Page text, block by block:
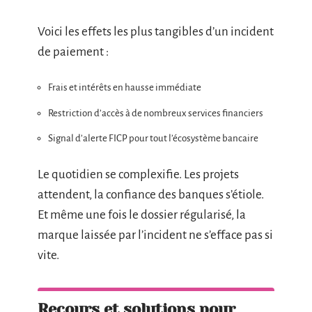
Voici les effets les plus tangibles d’un incident
de paiement :
Frais et intérêts en hausse immédiate
Restriction d’accès à de nombreux services financiers
Signal d’alerte FICP pour tout l’écosystème bancaire
Le quotidien se complexifie. Les projets
attendent, la confiance des banques s’étiole.
Et même une fois le dossier régularisé, la
marque laissée par l’incident ne s’efface pas si
vite.
Recours et solutions pour